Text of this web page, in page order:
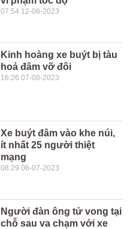
07:54 12-08-2023
Kinh hoàng xe buýt bị tàu
hoả đâm vỡ đôi
16:26 07-08-2023
Xe buýt đâm vào khe núi,
ít nhất 25 người thiệt
mạng
08:29 06-07-2023
Người đàn ông tử vong tại
chỗ sau va chạm với xe